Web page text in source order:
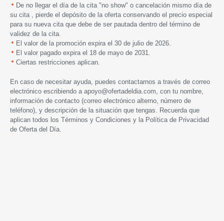
De no llegar el día de la cita "no show" o cancelación mismo día de
su cita , pierde el depósito de la oferta conservando el precio especial
para su nueva cita que debe de ser pautada dentro del término de
validez de la cita.
El valor de la promoción expira el 30 de julio de 2026.
El valor pagado expira el 18 de mayo de 2031.
Ciertas restricciones aplican.
En caso de necesitar ayuda, puedes contactarnos a través de correo
electrónico escribiendo a apoyo@ofertadeldia.com , con tu nombre,
información de contacto (correo electrónico alterno, número de
teléfono), y descripción de la situación que tengas. Recuerda que
aplican todos los Términos y Condiciones y la Política de Privacidad
de Oferta del Día.